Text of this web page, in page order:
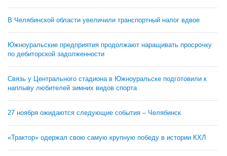
В Челябинской области увеличили транспортный налог вдвое
Южноуральские предприятия продолжают наращивать просрочку
по дебиторской задолженности
Связь у Центрального стадиона в Южноуральске подготовили к
наплыву любителей зимних видов спорта
27 ноября ожидаются следующие события – Челябинск
«Трактор» одержал свою самую крупную победу в истории КХЛ